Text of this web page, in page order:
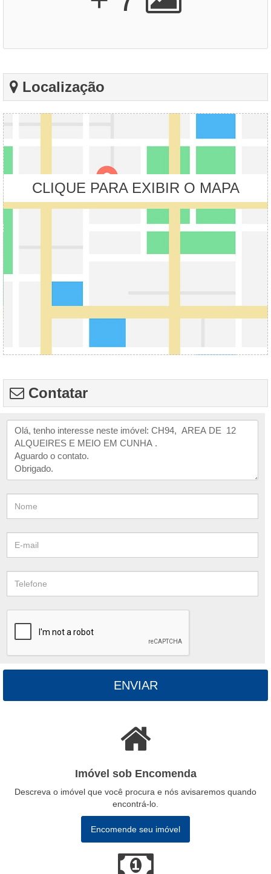
Localização
CLIQUE PARA EXIBIR O MAPA
Contatar
ENVIAR
Imóvel sob Encomenda
Descreva o imóvel que você procura e nós avisaremos quando
encontrá-lo.
Encomende seu imóvel